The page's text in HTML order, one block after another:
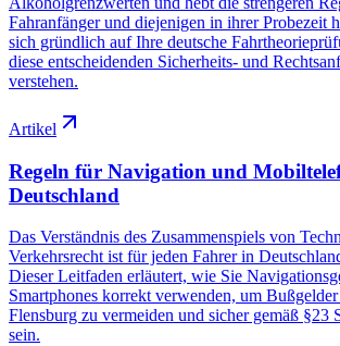
Fahranfänger und diejenigen in ihrer Probezeit
sich gründlich auf Ihre deutsche
diese entscheidenden Sicherheits- und
verstehen.
Artikel
Regeln für Navigation und
Deutschland
Das Verständnis des Zusammenspiels von
Verkehrsrecht ist für jeden Fahrer in
Dieser Leitfaden erläutert, wie Sie
Smartphones korrekt verwenden, um
Flensburg zu vermeiden und sicher gemäß §23
sein.